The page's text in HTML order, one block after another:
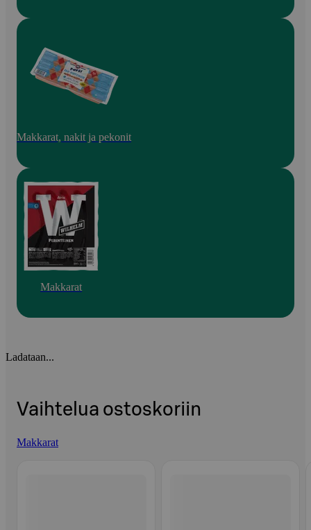
Makkarat, nakit ja pekonit
Makkarat
Ladataan...
Vaihtelua ostoskoriin
Makkarat